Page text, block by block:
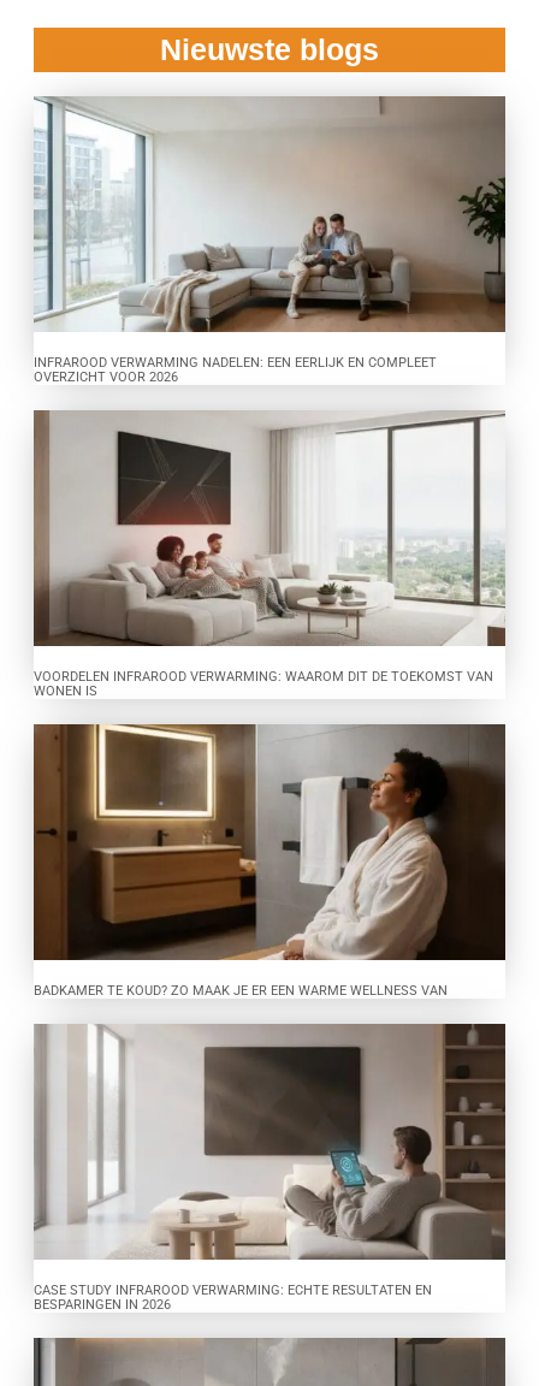
Nieuwste blogs
INFRAROOD VERWARMING NADELEN: EEN EERLIJK EN COMPLEET
OVERZICHT VOOR 2026
VOORDELEN INFRAROOD VERWARMING: WAAROM DIT DE TOEKOMST VAN
WONEN IS
BADKAMER TE KOUD? ZO MAAK JE ER EEN WARME WELLNESS VAN
CASE STUDY INFRAROOD VERWARMING: ECHTE RESULTATEN EN
BESPARINGEN IN 2026